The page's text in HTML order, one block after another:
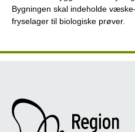
Bygningen skal indeholde
fryselager til biologiske prøver.